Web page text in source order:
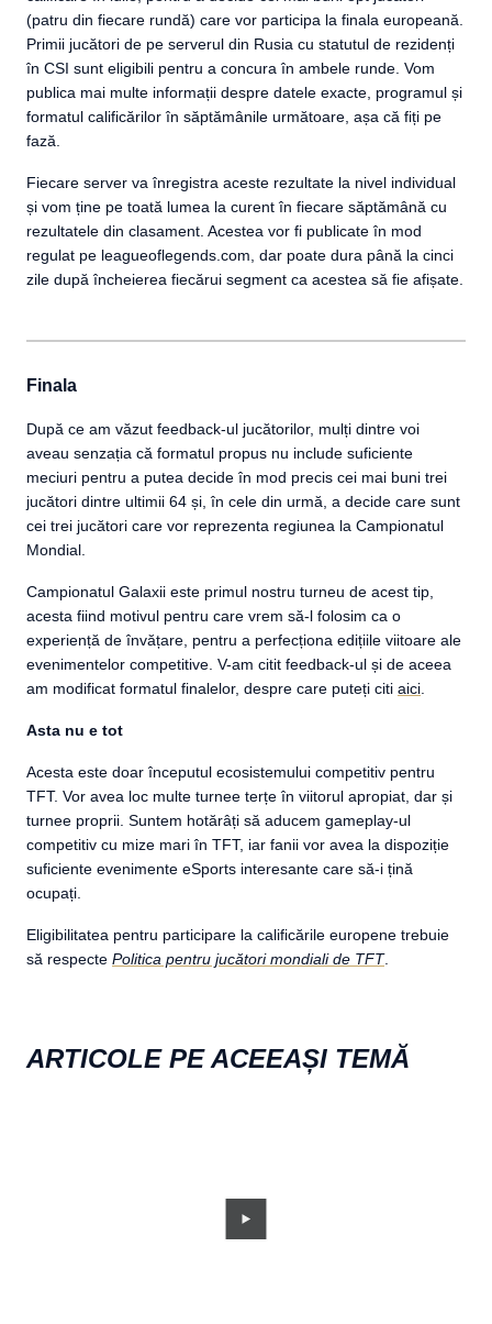
(patru din fiecare rundă) care vor participa la finala europeană.
Primii jucători de pe serverul din Rusia cu statutul de rezidenți
în CSI sunt eligibili pentru a concura în ambele runde. Vom
publica mai multe informații despre datele exacte, programul și
formatul calificărilor în săptămânile următoare, așa că fiți pe
fază.
Fiecare server va înregistra aceste rezultate la nivel individual
și vom ține pe toată lumea la curent în fiecare săptămână cu
rezultatele din clasament. Acestea vor fi publicate în mod
regulat pe leagueoflegends.com, dar poate dura până la cinci
zile după încheierea fiecărui segment ca acestea să fie afișate.
Finala
După ce am văzut feedback-ul jucătorilor, mulți dintre voi
aveau senzația că formatul propus nu include suficiente
meciuri pentru a putea decide în mod precis cei mai buni trei
jucători dintre ultimii 64 și, în cele din urmă, a decide care sunt
cei trei jucători care vor reprezenta regiunea la Campionatul
Mondial.
Campionatul Galaxii este primul nostru turneu de acest tip,
acesta fiind motivul pentru care vrem să-l folosim ca o
experiență de învățare, pentru a perfecționa edițiile viitoare ale
evenimentelor competitive. V-am citit feedback-ul și de aceea
am modificat formatul finalelor, despre care puteți citi aici
Asta nu e tot
Acesta este doar începutul ecosistemului competitiv pentru
TFT. Vor avea loc multe turnee terțe în viitorul apropiat, dar și
turnee proprii. Suntem hotărâți să aducem gameplay-ul
competitiv cu mize mari în TFT, iar fanii vor avea la dispoziție
suficiente evenimente eSports interesante care să-i țină
ocupați.
Eligibilitatea pentru participare la calificările europene trebuie
să respecte Politica pentru jucători mondiali de TFT.
ARTICOLE PE ACEEAȘI TEMĂ